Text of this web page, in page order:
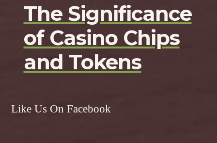
The Significance
of Casino Chips
and Tokens
Like Us On Facebook